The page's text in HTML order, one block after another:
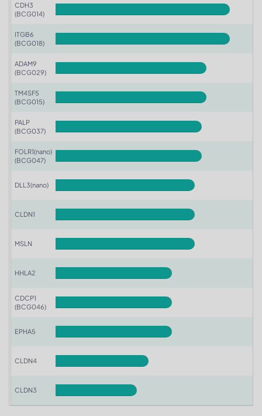
CDH3
(BCG014)
ITGB6
(BCG018)
ADAM9
(BCG029)
TM4SF5
(BCG015)
PALP
(BCG037)
FOLR1(nano)
(BCG047)
DLL3(nano)
CLDN1
MSLN
HHLA2
CDCP1
(BCG046)
EPHA5
CLDN4
CLDN3